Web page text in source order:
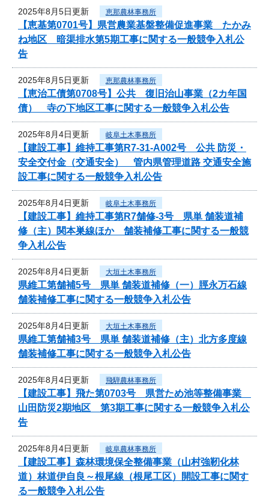
2025年8月5日更新 恵那農林事務所
【恵基第0701号】県営農業基盤整備促進事業 たかみ
ね地区 暗渠排水第5期工事に関する一般競争入札公
告
2025年8月5日更新 恵那農林事務所
【恵治工債第0708号】公共 復旧治山事業（2カ年国
債） 寺の下地区工事に関する一般競争入札公告
2025年8月4日更新 岐阜土木事務所
【建設工事】維持工事第R7-31-A002号 公共 防災・
安全交付金（交通安全） 管内県管理道路 交通安全施
設工事に関する一般競争入札公告
2025年8月4日更新 岐阜土木事務所
【建設工事】維持工事第R7舗修-3号 県単 舗装道補
修（主）関本巣線ほか 舗装補修工事に関する一般競
争入札公告
2025年8月4日更新 大垣土木事務所
県維工第舗補5号 県単 舗装道補修（一）脛永万石線
舗装補修工事に関する一般競争入札公告
2025年8月4日更新 大垣土木事務所
県維工第舗補3号 県単 舗装道補修（主）北方多度線
舗装補修工事に関する一般競争入札公告
2025年8月4日更新 飛騨農林事務所
【建設工事】飛た第0703号 県営ため池等整備事業
山田防災2期地区 第3期工事に関する一般競争入札公
告
2025年8月4日更新 岐阜農林事務所
【建設工事】森林環境保全整備事業（山村強靭化林
道）林道伊自良～根尾線（根尾工区）開設工事に関す
る一般競争入札公告